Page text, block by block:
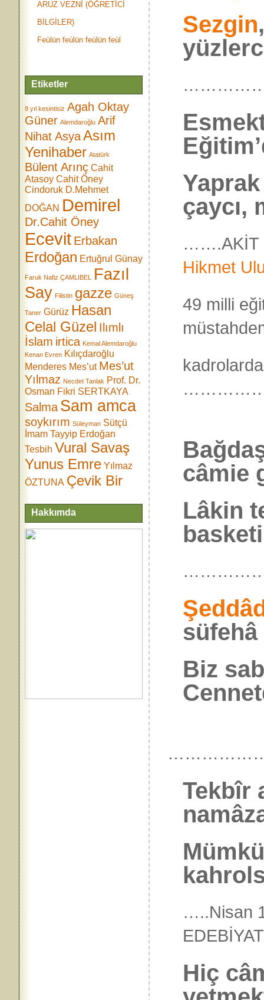
ARUZ VEZNİ (ÖĞRETİCİ
BİLGİLER)
Feùlün feùlün feùlün feùl
Etiketler
8 yıl kesintisiz Agah Oktay
Güner Alemdaroğlu Arif
Nihat AsyaAsım
Yenihaber Atatürk
Bülent Arınç Cahit
Atasoy Cahit Öney
Cindoruk D.Mehmet
DOĞAN Demirel
Dr.Cahit Öney
Ecevit Erbakan
Erdoğan Ertuğrul Günay
Faruk Nafiz ÇAMLIBEL
Fazıl
Say Filistin gazze Güneş
Taner Gürüz Hasan
Celal Güzel Ilımlı
İslam irtica Kemal Alemdaroğlu
Kenan Evren Kılıçdaroğlu
Menderes Mes’ut Mes’ut
Yılmaz Necdet Tanlak Prof. Dr.
Osman Fikri SERTKAYA
Salma Sam amca
soykırım Süleyman Sütçü
İmam Tayyip Erdoğan
Tesbih Vural Savaş
Yunus Emre Yılmaz
ÖZTUNA Çevik Bir
Hakkımda
Sezgin
çaycı,
…….AKİT
Hikmet
49 milli
câmie
Lâkin
Biz
Tekbîr
…..Nisan
Hiç